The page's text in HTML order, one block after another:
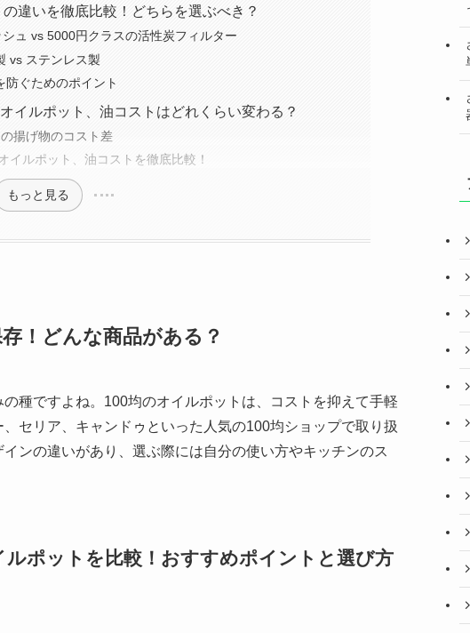
違いを徹底比較！どちらを選ぶべき？
ュ vs 5000円クラスの活性炭フィルター
vs ステンレス製
ぐためのポイント
イルポット、油コストはどれくらい変わる？
揚げ物のコスト差
イルポット、油コストを徹底比較！
もっと見る
！どんな商品がある？
種ですよね。100均のオイルポットは、コストを抑えて手軽
セリア、キャンドゥといった人気の100均ショップで取り扱
ンの違いがあり、選ぶ際には自分の使い方やキッチンのス
ポットを比較！おすすめポイントと選び方